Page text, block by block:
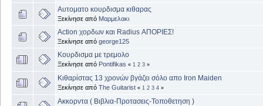
Αυτοματο κουρδισμα κιθαρας
Ξεκίνησε από Μαρμελακι
Action χορδων και Radius ΑΠΟΡΙΕΣ!
Ξεκίνησε από george125
Κουρδισμα με τρεμολο
Ξεκίνησε από Pontifikas « 1 2 3 »
Κιθαρίστας 13 χρονών βγάζει σόλο απο Iron Maiden
Ξεκίνησε από The Guitarist « 1 2 3 4 »
Ακκορντα ( Βιβλια-Προτασεις-Τοποθετηση )